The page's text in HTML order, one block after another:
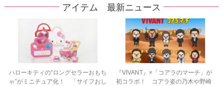
アイテム 最新ニュース
ハローキティの“ロングセラーおもち
ゃ”がミニチュア化！ 「サイフおし
『VIVANT』×「コアラのマーチ」が
初コラボ！ コアラ姿の乃木や野崎